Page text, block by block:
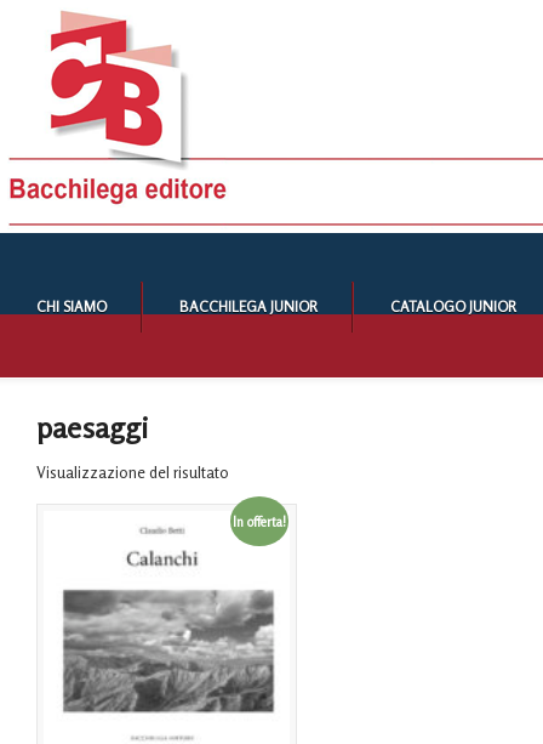
CHI SIAMO BACCHILEGA JUNIOR CATALOGO JUNIOR
paesaggi
Visualizzazione del risultato
In offerta!